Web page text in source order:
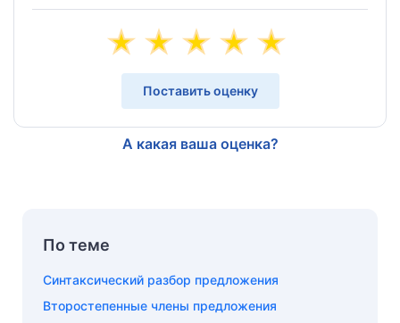
Поставить оценку
А какая ваша оценка?
По теме
Синтаксический разбор предложения
Второстепенные члены предложения